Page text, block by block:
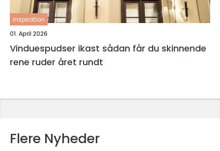
inspiration
01. April 2026
Vinduespudser ikast sådan får du skinnende
rene ruder året rundt
Flere Nyheder